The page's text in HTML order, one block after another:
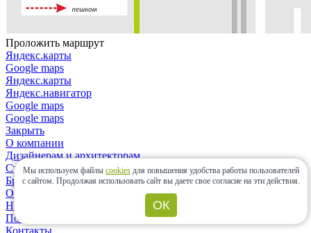
Проложить маршрут
Яндекс.карты
Google maps
Яндекс.карты
Яндекс.навигатор
Google maps
Google maps
Закрыть
О компании
Дизайнерам и архитекторам
Строительным организациям
Бренды
Отзывы
Новости
Политика конфиденциальности
Мы используем файлы cookies для повышения удобства работы пользователей
с сайтом. Продолжая использовать сайт вы даете свое согласие на эти действия.
ОК